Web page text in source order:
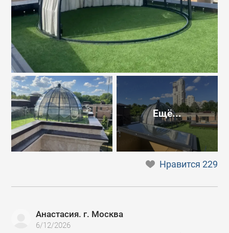
Ещё...
Нравится229
Анастасия. г. Москва
6/12/2026